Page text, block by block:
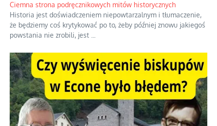
Ciemna strona podręcznikowych mitów historycznych
Historia jest doświadczeniem niepowtarzalnym i tłumaczenie,
że będziemy coś krytykować po to, żeby później znowu jakiegoś
powstania nie zrobili, jest